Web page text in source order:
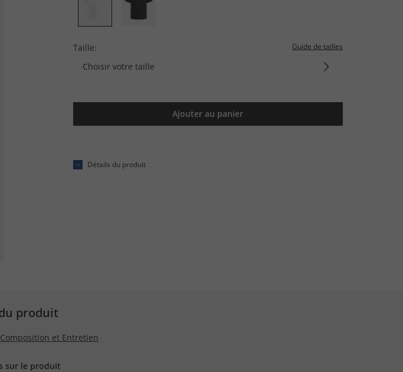
Taille: Guide de tailles
Choisir votre taille
Ajouter au panier
Détails du produit
produit
Composition et Entretien
sur le produit